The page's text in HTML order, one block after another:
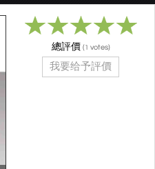
總評價 (1 votes)
我要给予評價